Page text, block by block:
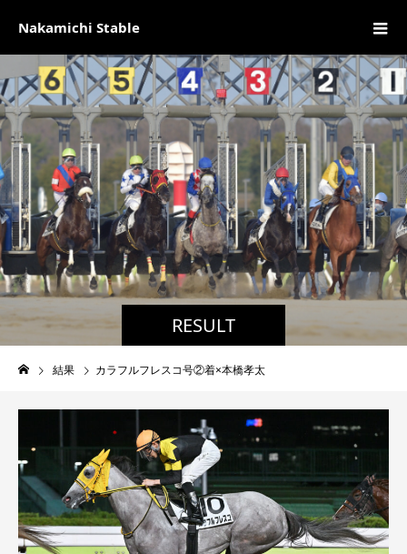
Nakamichi Stable
RESULT
結果 カラフルフレスコ号②着×本橋孝太